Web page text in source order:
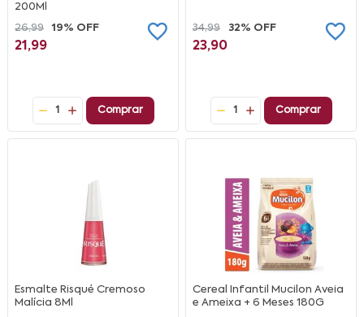
200Ml
26,99
19% OFF
21,99
1 Comprar
34,99 32% OFF
23,90
1 Comprar
Esmalte Risqué Cremoso
Malícia 8Ml
Cereal Infantil Mucilon Aveia
e Ameixa + 6 Meses 180G